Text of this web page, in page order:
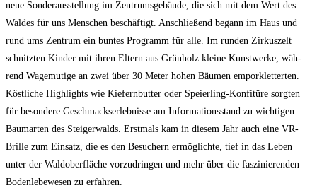
neue Son­der­aus­stel­lung im Zen­trums­ge­bäu­de, die sich mit dem Wert des
Wal­des für uns Men­schen beschäf­tigt. Anschlie­ßend begann im Haus und
rund ums Zen­trum ein bun­tes Pro­gramm für alle. Im run­den Zir­kus­zelt
schnitz­ten Kin­der mit ihren Eltern aus Grün­holz klei­ne Kunst­wer­ke, wäh­
rend Wage­mu­ti­ge an zwei über 30 Meter hohen Bäu­men empor­klet­ter­ten.
Köst­li­che High­lights wie Kie­fern­but­ter oder Spei­er­ling-Kon­fi­tü­re sorg­ten
für beson­de­re Geschmacks­er­leb­nis­se am Infor­ma­ti­ons­stand zu wich­ti­gen
Baum­ar­ten des Stei­ger­walds. Erst­mals kam in die­sem Jahr auch eine VR-
Bril­le zum Ein­satz, die es den Besu­chern ermög­lich­te, tief in das Leben
unter der Wal­d­ober­flä­che vor­zu­drin­gen und mehr über die fas­zi­nie­ren­den
Boden­le­be­we­sen zu erfahren.